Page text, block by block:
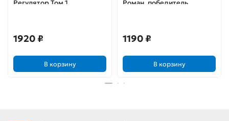
Регулятор Том 1.
1920 ₽
В корзину
Роман, победитель
1190 ₽
В корзину